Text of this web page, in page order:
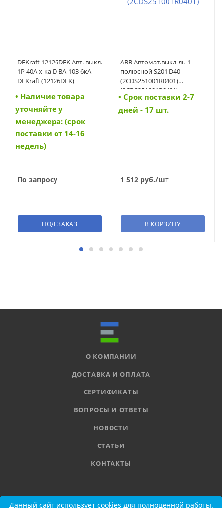
DEKraft 12126DEK Авт. выкл.
1Р 40А х-ка D ВА-103 6кА
DEKraft (12126DEK)
• Наличие товара
уточняйте у
менеджера: (срок
поставки от 14-16
недель)
По запросу
ПОД ЗАКАЗ
ABB Автомат.выкл-ль 1-
полюсной S201 D40
(2CDS251001R0401)
(2CDS251001R0401)
• Cрок поставки 2-7
дней - 17 шт.
1 512 руб./шт
В КОРЗИНУ
О КОМПАНИИ
ДОСТАВКА И ОПЛАТА
СЕРТИФИКАТЫ
ВОПРОСЫ И ОТВЕТЫ
НОВОСТИ
СТАТЬИ
КОНТАКТЫ
8 800 555-11-78
Данный сайт использует cookies для полноценной работы.
Данный сайт использует cookies для полноценной работы.